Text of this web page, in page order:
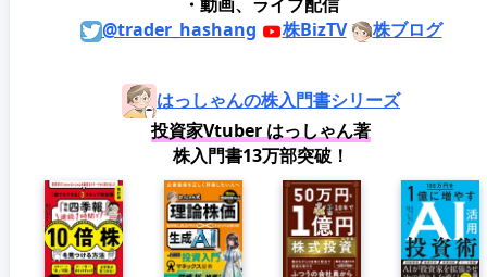
@trader_hashang
株BizTV 株ブログ
はっしゃんの株入門書シリーズ
投資家Vtuber はっしゃん著
株入門書13万部突破！